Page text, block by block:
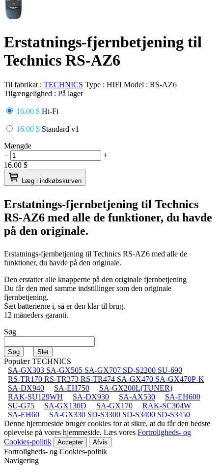
Erstatnings-fjernbetjening til
Technics RS-AZ6
Til fabrikat : TECHNICS Type : HIFI Model : RS-AZ6
Tilgængelighed : På lager
16.00 $ Hi-Fi
16.00 $ Standard v1
Mængde
−
+
16.00 $
Læg i indkøbskurven
Erstatnings-fjernbetjening til Technics
RS-AZ6 med alle de funktioner, du havde
på den originale.
Erstatnings-fjernbetjening til Technics RS-AZ6 med alle de
funktioner, du havde på den originale.
Den erstatter alle knapperne på den originale fjernbetjening
Du får den med samme indstillinger som den originale
fjernbetjening.
Sæt batterierne i, så er den klar til brug.
12 måneders garanti.
Søg
Populær TECHNICS
SA-GX303 SA-GX505 SA-GX707 SD-S2200 SU-690
RS-TR170 RS-TR373 RS-TR474 SA-GX470 SA-GX470P-K
SA-DX940
SA-EH750
SA-GX200L(TUNER)
RAK-SU129WH
SA-DX930 SA-AX530
SA-EH600
SU-G75
SA-GX130D SA-GX170
RAK-SC304W
SA-EH60
SA-GX330 SD-S3300 SD-S3400 SD-S3450
Denne hjemmeside bruger cookies for at sikre, at du får den bedste
oplevelse på vores hjemmeside. Læs vores Fortroligheds- og
Cookies-politik
Accepter Afvis
Fortroligheds- og Cookies-politik
Navigering